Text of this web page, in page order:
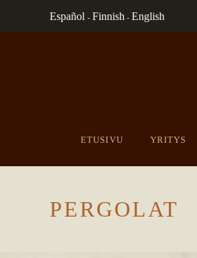
Español - Finnish - English
ETUSIVU YRITYS
PERGOLAT